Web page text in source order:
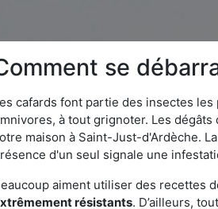
se
cafards font partie des insectes
à tout grignoter. Les
maison à Saint-Just-d'Ardèche.
d'un seul signale une
aiment utiliser des recettes
résistants. D’ailleurs,